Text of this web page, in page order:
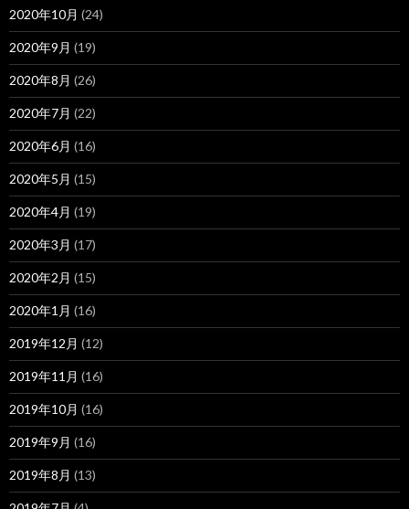
2020年10月 (24)
2020年9月 (19)
2020年8月 (26)
2020年7月 (22)
2020年6月 (16)
2020年5月 (15)
2020年4月 (19)
2020年3月 (17)
2020年2月 (15)
2020年1月 (16)
2019年12月 (12)
2019年11月 (16)
2019年10月 (16)
2019年9月 (16)
2019年8月 (13)